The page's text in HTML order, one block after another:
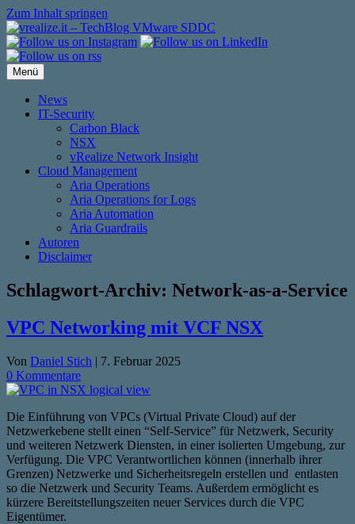
Zum Inhalt springen
Menü
News
IT-Security
Carbon Black
NSX
vRealize Network Insight
Cloud Management
Aria Operations
Aria Operations for Logs
Aria Automation
Aria Guardrails
Autoren
Disclaimer
Schlagwort-Archiv: Network-as-a-Service
VPC Networking mit VCF NSX
Von Daniel Stich | 7. Februar 2025
0 Kommentare
Die Einführung von VPCs (Virtual Private Cloud) auf der
Netzwerkebene stellt einen “Self-Service” für Netzwerk, Security
und weiteren Netzwerk Diensten, in einer isolierten Umgebung, zur
Verfügung. Die VPC Verantwortlichen können (innerhalb ihrer
Grenzen) Netzwerke und Sicherheitsregeln erstellen und entlasten
so die Netzwerk und Security Teams. Außerdem ermöglicht es
kürzere Bereitstellungszeiten neuer Services durch die VPC
Eigentümer.